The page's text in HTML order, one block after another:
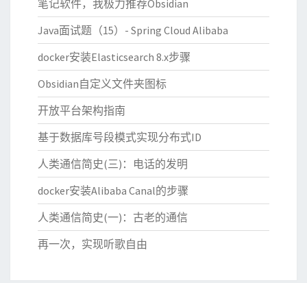
笔记软件，我极力推荐Obsidian
Java面试题（15）- Spring Cloud Alibaba
docker安装Elasticsearch 8.x步骤
Obsidian自定义文件夹图标
开放平台架构指南
基于数据库号段模式实现分布式ID
人类通信简史(三)：电话的发明
docker安装Alibaba Canal的步骤
人类通信简史(一)：古老的通信
再一次，实现听歌自由